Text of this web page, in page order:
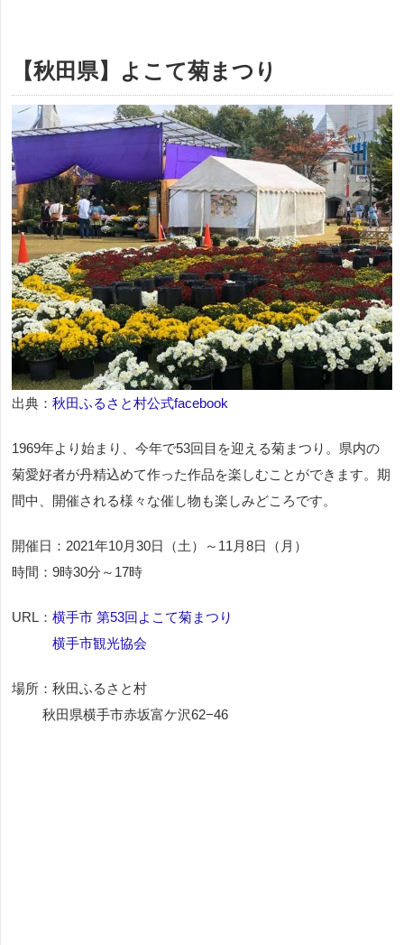
【秋田県】よこて菊まつり
出典： 秋田ふるさと村公式facebook
1969年より始まり、今年で53回目を迎える菊まつり。県内の
菊愛好者が丹精込めて作った作品を楽しむことができます。期
間中、開催される様々な催し物も楽しみどころです。
開催日：2021年10月30日（土）～11月8日（月）
時間：9時30分～17時
URL： 横手市 第53回よこて菊まつり
横手市観光協会
場所：秋田ふるさと村
秋田県横手市赤坂富ケ沢62−46